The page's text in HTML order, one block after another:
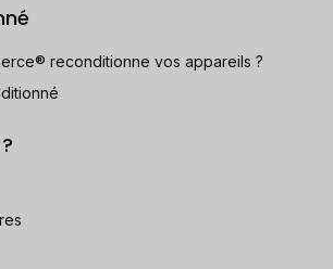
reconditionne vos appareils ?